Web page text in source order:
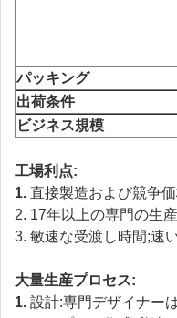
パッキング
出荷条件
ビジネス規模
工場利点:
1. 直接製造および競争
2. 17年以上の専門の生産
3. 敏速な受渡し時間;速
大量生産プロセス:
1. 設計:専門デザイナー